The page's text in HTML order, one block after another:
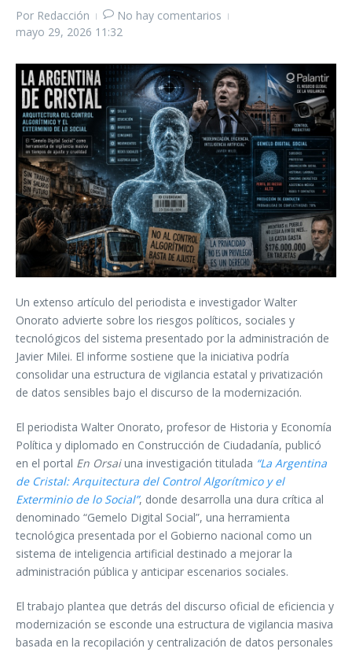
Por Redacción
No hay comentarios
mayo 29, 2026 11:32
Un extenso artículo del periodista e investigador Walter
Onorato advierte sobre los riesgos políticos, sociales y
tecnológicos del sistema presentado por la administración de
Javier Milei. El informe sostiene que la iniciativa podría
consolidar una estructura de vigilancia estatal y privatización
de datos sensibles bajo el discurso de la modernización.
El periodista Walter Onorato, profesor de Historia y Economía
Política y diplomado en Construcción de Ciudadanía, publicó
en el portal En Orsaiuna investigación titulada “La Argentina
de Cristal: Arquitectura del Control Algorítmico y el
Exterminio de lo Social”, donde desarrolla una dura crítica al
denominado “Gemelo Digital Social”, una herramienta
tecnológica presentada por el Gobierno nacional como un
sistema de inteligencia artificial destinado a mejorar la
administración pública y anticipar escenarios sociales.
El trabajo plantea que detrás del discurso oficial de eficiencia y
modernización se esconde una estructura de vigilancia masiva
basada en la recopilación y centralización de datos personales